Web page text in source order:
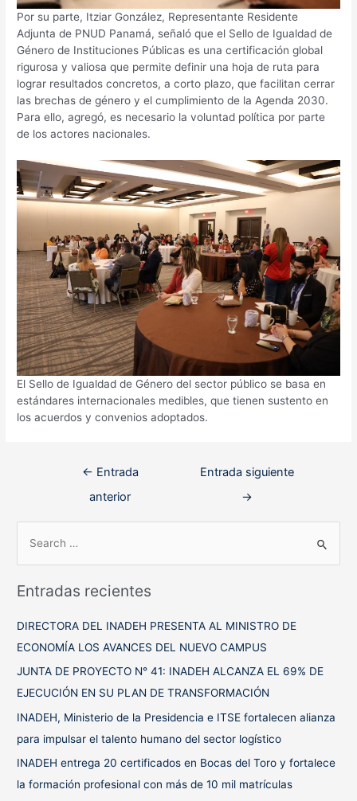
Por su parte, Itziar González, Representante Residente
Adjunta de PNUD Panamá, señaló que el Sello de Igualdad de
Género de Instituciones Públicas es una certificación global
rigurosa y valiosa que permite definir una hoja de ruta para
lograr resultados concretos, a corto plazo, que facilitan cerrar
las brechas de género y el cumplimiento de la Agenda 2030.
Para ello, agregó, es necesario la voluntad política por parte
de los actores nacionales.
El Sello de Igualdad de Género del sector público se basa en
estándares internacionales medibles, que tienen sustento en
los acuerdos y convenios adoptados.
Navegación
← Entrada
anterior
Entrada siguiente
→
c
:
Entradas recientes
DIRECTORA DEL INADEH PRESENTA AL MINISTRO DE
ECONOMÍA LOS AVANCES DEL NUEVO CAMPUS
JUNTA DE PROYECTO N° 41: INADEH ALCANZA EL 69% DE
EJECUCIÓN EN SU PLAN DE TRANSFORMACIÓN
INADEH, Ministerio de la Presidencia e ITSE fortalecen alianza
para impulsar el talento humano del sector logístico
INADEH entrega 20 certificados en Bocas del Toro y fortalece
la formación profesional con más de 10 mil matrículas